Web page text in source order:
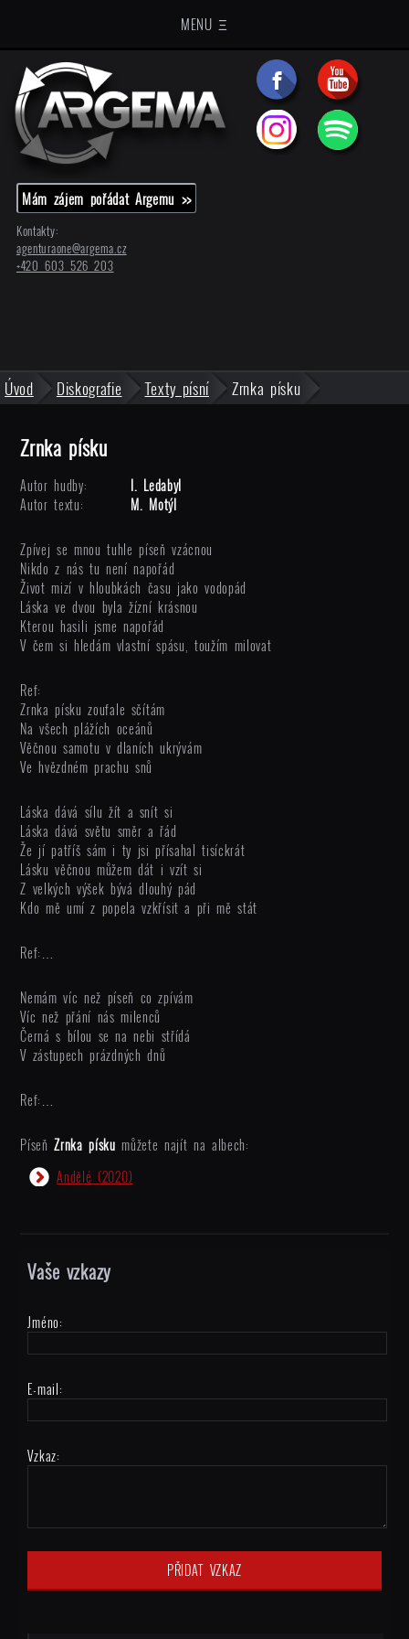
MENU Ξ
Mám zájem pořádat Argemu >>
Kontakty:
agenturaone@argema.cz
+420 603 526 203
Úvod Diskografie Texty písní Zrnka písku
Zrnka písku
Autor hudby:
I. Ledabyl
Autor textu:
M. Motýl
Zpívej se mnou tuhle píseň vzácnou
Nikdo z nás tu není napořád
Život mizí v hloubkách času jako vodopád
Láska ve dvou byla žízní krásnou
Kterou hasili jsme napořád
V čem si hledám vlastní spásu, toužím milovat
Ref:
Zrnka písku zoufale sčítám
Na všech plážích oceánů
Věčnou samotu v dlaních ukrývám
Ve hvězdném prachu snů
Láska dává sílu žít a snít si
Láska dává světu směr a řád
Že jí patříš sám i ty jsi přísahal tisíckrát
Lásku věčnou můžem dát i vzít si
Z velkých výšek bývá dlouhý pád
Kdo mě umí z popela vzkřísit a při mě stát
Ref:…
Nemám víc než píseň co zpívám
Víc než přání nás milenců
Černá s bílou se na nebi střídá
V zástupech prázdných dnů
Ref:…
PíseňZrnka písku můžete najít na albech:
Andělé (2020)
Vaše vzkazy
Jméno:
E-mail:
Vzkaz: